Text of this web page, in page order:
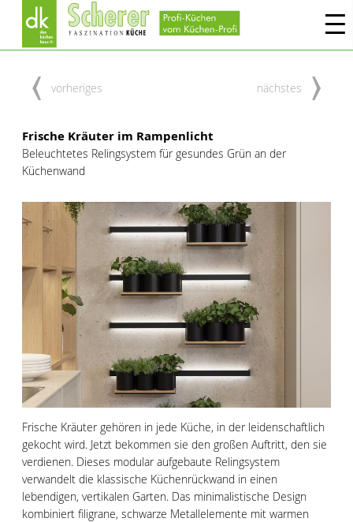
vorheriges nächstes
Frische Kräuter im Rampenlicht
Beleuchtetes Relingsystem für gesundes Grün an der
Küchenwand
Frische Kräuter gehören in jede Küche, in der leidenschaftlich
gekocht wird. Jetzt bekommen sie den großen Auftritt, den sie
verdienen. Dieses modular aufgebaute Relingsystem
verwandelt die klassische Küchenrückwand in einen
lebendigen, vertikalen Garten. Das minimalistische Design
kombiniert filigrane, schwarze Metallelemente mit warmen